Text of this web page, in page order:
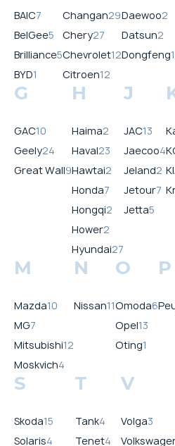
BAIC7
BelGee5
Brilliance5
BYD1
Changan29
Chery27
Chevrolet12
Citroen12
Daewoo2
Datsun2
Dongfeng
G
GAC10
Geely24
Great Wall9
H
Haima2
Haval23
Hawtai2
Honda7
Hongqi2
Hower2
Hyundai27
J
JAC13
Jaecoo4
Jeland2
Jetour7
Jetta5
M
Mazda10
MG7
Mitsubishi12
Moskvich4
N
Nissan11
O
Omoda6
Opel13
Oting1
P
S
Skoda15
Solaris4
T
Tank4
Tenet4
V
Volga3